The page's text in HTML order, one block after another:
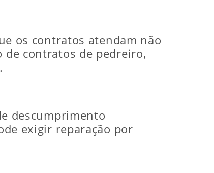
os contratos atendam não
de contratos de pedreiro,
descumprimento
exigir reparação por